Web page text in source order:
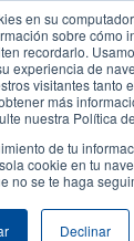
en su
sobre cómo
recordarlo.
experiencia de
visitantes tanto
más
nuestra Política
de tu
cookie en tu
no se te haga
Declinar
de productos